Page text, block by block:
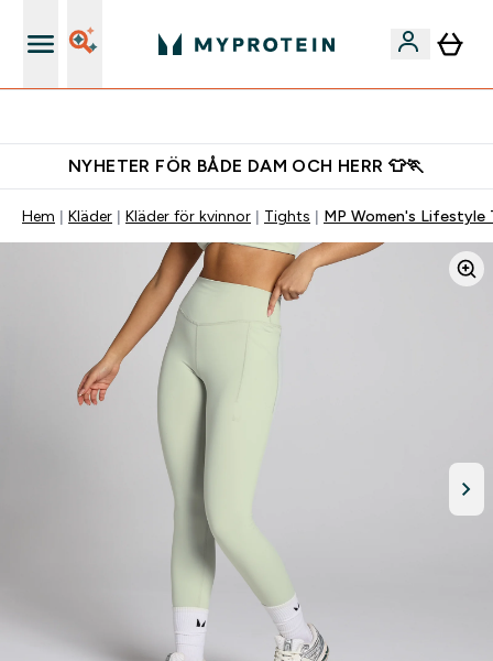
NYHETER FÖR BÅDE DAM OCH HERR 👕🏃
Hem Kläder Kläder för kvinnor Tights MP Women's Lifestyle